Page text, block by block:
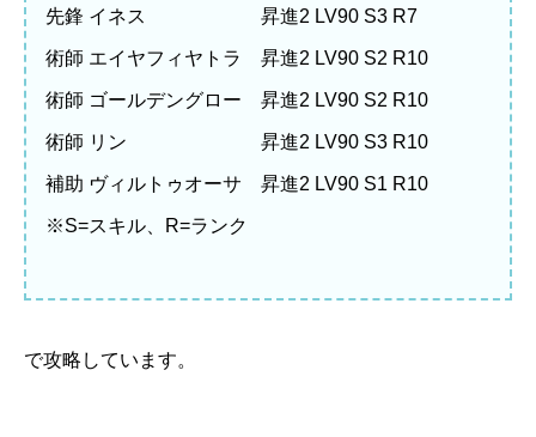
先鋒 イネス 昇進2 LV90 S3 R7
術師 エイヤフィヤトラ 昇進2 LV90 S2 R10
術師 ゴールデングロー 昇進2 LV90 S2 R10
術師 リン 昇進2 LV90 S3 R10
補助 ヴィルトゥオーサ 昇進2 LV90 S1 R10
※S=スキル、R=ランク
で攻略しています。